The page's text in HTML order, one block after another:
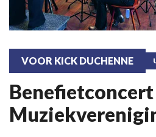
VOOR KICK DUCHENNE
Benefietconcert